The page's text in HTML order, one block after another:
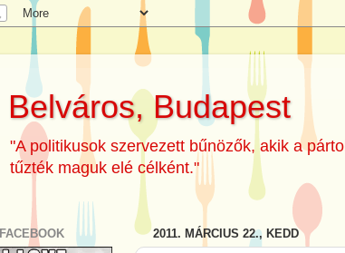
Belváros, Budapest
"A politikusok szervezett bűnözők, akik a
tűzték maguk elé célként."
2011. MÁRCIUS 22., KEDD
FACEBOOK